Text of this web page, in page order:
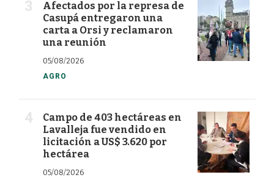
Afectados por la represa de
Casupá entregaron una
carta a Orsi y reclamaron
una reunión
05/08/2026
AGRO
Campo de 403 hectáreas en
Lavalleja fue vendido en
licitación a US$ 3.620 por
hectárea
05/08/2026